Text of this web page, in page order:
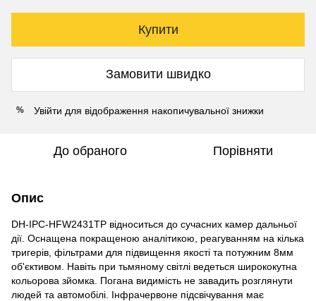
Купити
Замовити швидко
% Увійти для відображення накопичувальної знижки
До обраного Порівняти
Опис
DH-IPC-HFW2431TP відноситься до сучасних камер дальньої
дії. Оснащена покращеною аналітикою, реагуванням на кілька
тригерів, фільтрами для підвищення якості та потужним 8мм
об'єктивом. Навіть при тьмяному світлі ведеться ширококутна
кольорова зйомка. Погана видимість не завадить розглянути
людей та автомобілі. Інфрачервоне підсвічування має